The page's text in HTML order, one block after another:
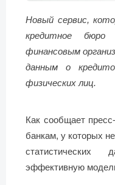
Новый сервис,
кредитное
финансовым
данным о
физических лиц.
Как сообщает
банкам, у которых
эффективную